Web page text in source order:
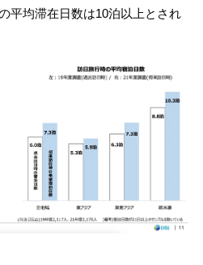
平均滞在日数は10泊以上とされ